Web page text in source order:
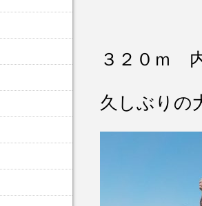
３２０ｍ
久しぶりの